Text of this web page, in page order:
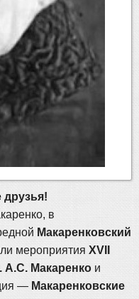
друзья!
в
Макаренковский
мероприятия XVII
А.С. Макаренко и
— Макаренковские